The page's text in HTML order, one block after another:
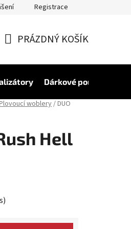
Registrace
KOŠÍK
PRÁZDNÝ KOŠÍK
Dárkové poukázky
woblery/DUO
Hell